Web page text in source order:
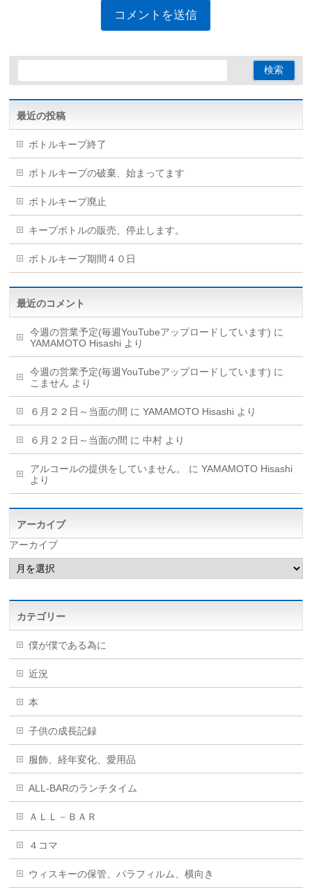
最近の投稿
ボトルキープ終了
ボトルキープの破棄、始まってます
ボトルキープ廃止
キープボトルの販売、停止します。
ボトルキープ期間４０日
最近のコメント
今週の営業予定(毎週YouTubeアップロードしています) に
YAMAMOTO Hisashi より
今週の営業予定(毎週YouTubeアップロードしています) に
こません より
６月２２日～当面の間 にYAMAMOTO Hisashi より
６月２２日～当面の間 に中村 より
アルコールの提供をしていません。 にYAMAMOTO Hisashi
より
アーカイブ
アーカイブ
カテゴリー
僕が僕である為に
近況
本
子供の成長記録
服飾、経年変化、愛用品
ALL-BARのランチタイム
ＡＬＬ－ＢＡＲ
４コマ
ウィスキーの保管、パラフィルム、横向き